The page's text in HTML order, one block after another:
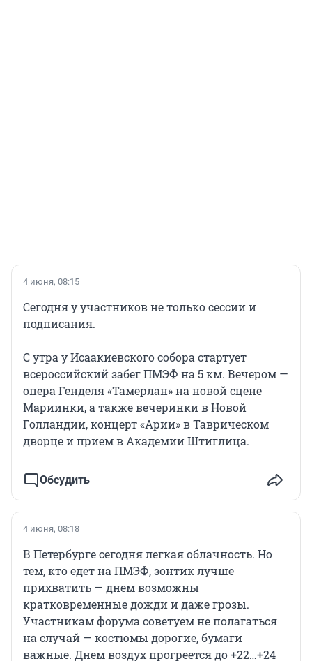
4 июня, 08:15
Сегодня у участников не только сессии и
подписания.
С утра у Исаакиевского собора стартует
всероссийский забег ПМЭФ на 5 км. Вечером —
опера Генделя «Тамерлан» на новой сцене
Мариинки, а также вечеринки в Новой
Голландии, концерт «Арии» в Таврическом
дворце и прием в Академии Штиглица.
Обсудить
4 июня, 08:18
В Петербурге сегодня легкая облачность. Но
тем, кто едет на ПМЭФ, зонтик лучше
прихватить — днем возможны
кратковременные дожди и даже грозы.
Участникам форума советуем не полагаться
на случай — костюмы дорогие, бумаги
важные. Днем воздух прогреется до +22…+24